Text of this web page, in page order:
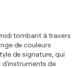
tombant à travers
de couleurs
de signature, qui
d'instruments de